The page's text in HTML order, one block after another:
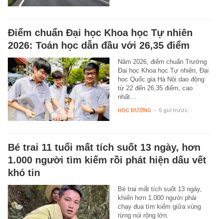
Điểm chuẩn Đại học Khoa học Tự nhiên
2026: Toán học dẫn đầu với 26,35 điểm
Năm 2026, điểm chuẩn Trường
Đại học Khoa học Tự nhiên, Đại
học Quốc gia Hà Nội dao động
từ 22 đến 26,35 điểm, cao
nhất…
HỌC ĐƯỜNG - 5 giờ trước
Bé trai 11 tuổi mất tích suốt 13 ngày, hơn
1.000 người tìm kiếm rồi phát hiện dấu vết
khó tin
Bé trai mất tích suốt 13 ngày,
khiến hơn 1.000 người phải
chạy đua tìm kiếm giữa vùng
rừng núi rộng lớn.